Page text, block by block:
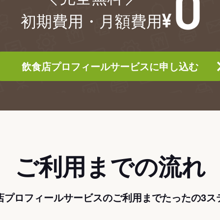
初期費用・月額費用
飲食店プロフィールサービスに申し込む
ご利用までの流れ
プロフィールサービスのご利用までたったの3ス